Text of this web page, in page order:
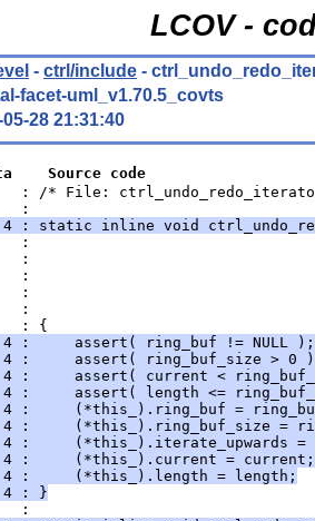
LCOV -
- ctrl/include -
facet-uml_v1.70.5_covts
28 21:31:40
Source code
: /* File:
:
: static inline void
:
:
:
:
:
: {
:     assert( ring_buf != NULL );
:     assert( ring_buf_size > 0
:     assert( current <
:     assert( length <=
:     (*this_).ring_buf =
:     (*this_).ring_buf_size =
:     (*this_).iterate_upwards =
:     (*this_).current = current;
:     (*this_).length = length;
: }
: